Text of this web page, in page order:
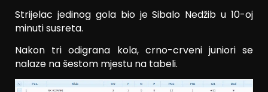
Strijelac jedinog gola bio je Sibalo Nedžib u 10-oj
minuti susreta.
Nakon tri odigrana kola, crno-crveni juniori se
nalaze na šestom mjestu na tabeli.